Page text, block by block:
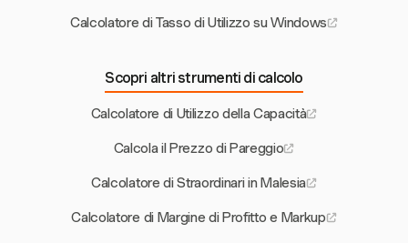
Calcolatore di Tasso di Utilizzo su Windows
Scopri altri strumenti di calcolo
Calcolatore di Utilizzo della Capacità
Calcola il Prezzo di Pareggio
Calcolatore di Straordinari in Malesia
Calcolatore di Margine di Profitto e Markup